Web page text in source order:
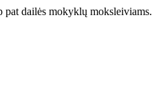
pat dailės mokyklų moksleiviams.